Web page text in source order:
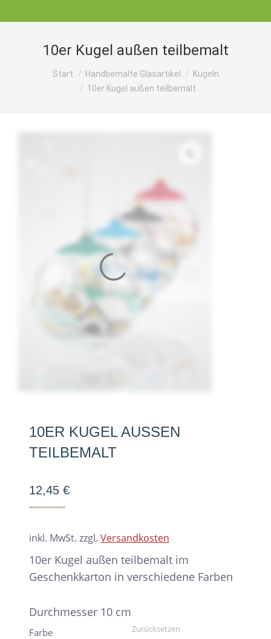
10er Kugel außen teilbemalt
Sie befinden sich hier:
Start Handbemalte Glasartikel
Kugeln
10er Kugel außen teilbemalt
10ER KUGEL AUSSEN T
EILBEMALT
12,45 €
inkl. MwSt. zzgl. Versandkosten
10er Kugel außen teilbemalt im
Geschenkkarton in verschiedene Farben
Durchmesser 10 cm
Farbe Zurücksetzen